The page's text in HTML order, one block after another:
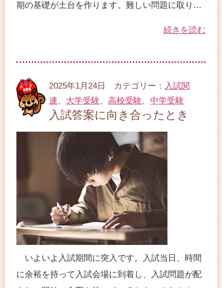
期の基礎が土台を作ります。難しい問題に取り…
続きを読む
2025年1月24日 カテゴリー： 入試関
連、 大学受験、 高校受験、 中学受験
入試答案に向き合ったとき
いよいよ入試期間に突入です。入試当日、時間
に余裕を持って入試会場に到着し、入試問題が配